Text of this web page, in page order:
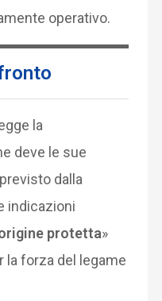
operativo.
la
deve le sue
dalla
indicazioni
protetta»
la forza del legame